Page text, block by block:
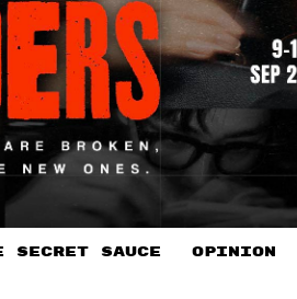
SECRET SAUCE​ OPINION